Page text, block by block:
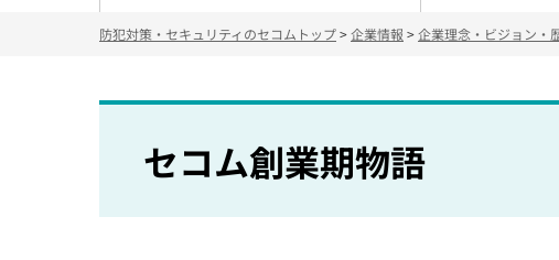
防犯対策・セキュリティのセコムトップ>企業情報 >企業理念・ビジョン・
セコム創業期物語